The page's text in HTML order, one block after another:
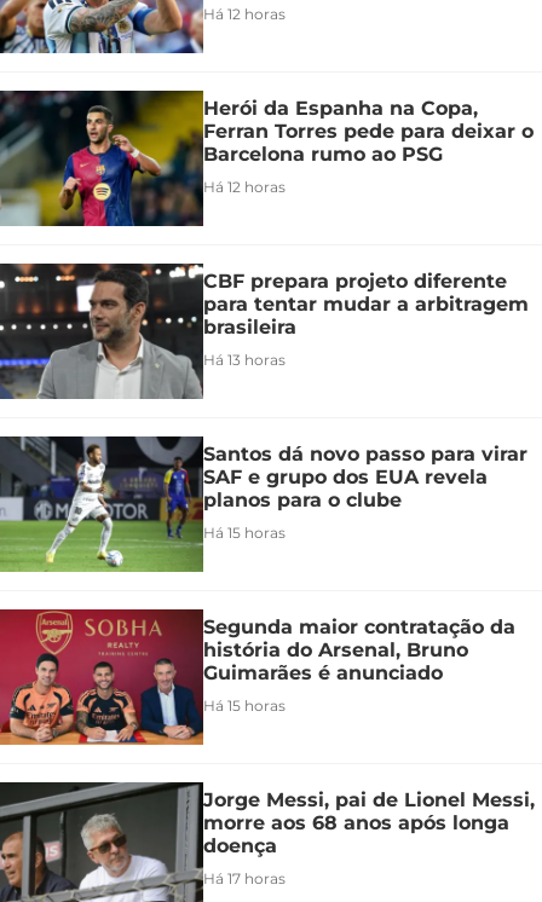
Há 12 horas
Herói da Espanha na Copa,
Ferran Torres pede para deixar o
Barcelona rumo ao PSG
Há 12 horas
CBF prepara projeto diferente
para tentar mudar a arbitragem
brasileira
Há 13 horas
Santos dá novo passo para virar
SAF e grupo dos EUA revela
planos para o clube
Há 15 horas
Segunda maior contratação da
história do Arsenal, Bruno
Guimarães é anunciado
Há 15 horas
Jorge Messi, pai de Lionel Messi,
morre aos 68 anos após longa
doença
Há 17 horas